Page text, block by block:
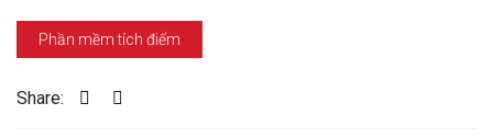
Phần mềm tích điểm
Share: